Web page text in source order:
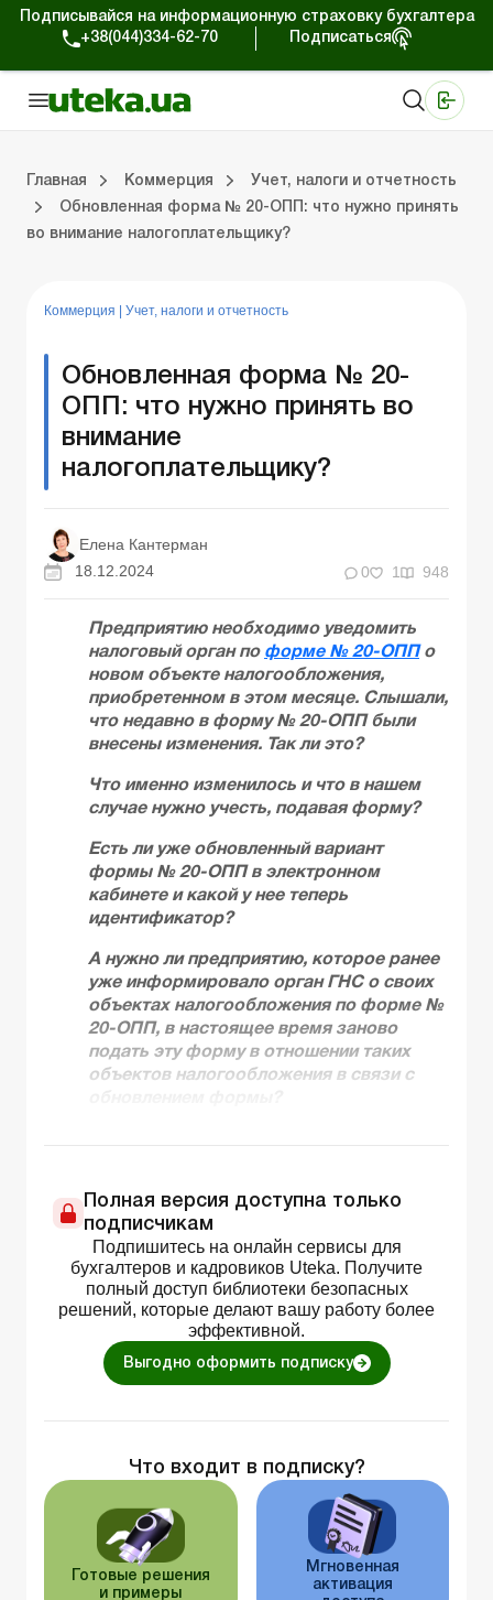
Подписывайся на информационную страховку бухгалтера
+38(044)334-62-70
Подписаться
Главная Коммерция
Учет, налоги и отчетность
Обновленная форма № 20-ОПП: что нужно принять
во внимание налогоплательщику?
Коммерция Учет, налоги и отчетность
Обновленная форма № 20-
ОПП: что нужно принять во
внимание
налогоплательщику?
Елена Кантерман
18.12.2024
0 1 948
Предприятию необходимо уведомить
налоговый орган по форме № 20-ОППо
новом объекте налогообложения,
приобретенном в этом месяце. Слышали,
что недавно в форму № 20-ОПП были
внесены изменения. Так ли это?
Что именно изменилось и что в нашем
случае нужно учесть, подавая форму?
Есть ли уже обновленный вариант
формы № 20-ОПП в электронном
кабинете и какой у нее теперь
идентификатор?
А нужно ли предприятию, которое ранее
уже информировало орган ГНС о своих
объектах налогообложения по форме №
20-ОПП, в настоящее время заново
подать эту форму в отношении таких
объектов налогообложения в связи с
Полная версия доступна только
подписчикам
Подпишитесь на онлайн сервисы для
бухгалтеров и кадровиков Uteka. Получите
полный доступ библиотеки безопасных
решений, которые делают вашу работу более
эффективной.
Выгодно оформить подписку
Что входит в подписку?
Готовые решения
и примеры
Мгновенная
активация